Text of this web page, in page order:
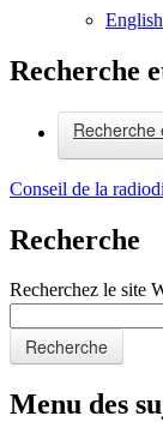
English
Recherche
Recherche
Conseil de la
Recherche
Recherchez le site
Recherche
Menu des